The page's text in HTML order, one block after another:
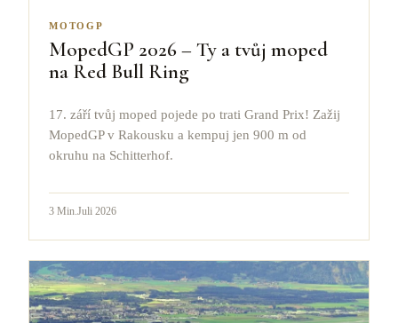
MOTOGP
MopedGP 2026 – Ty a tvůj moped
na Red Bull Ring
17. září tvůj moped pojede po trati Grand Prix! Zažij
MopedGP v Rakousku a kempuj jen 900 m od
okruhu na Schitterhof.
3 Min.Juli 2026